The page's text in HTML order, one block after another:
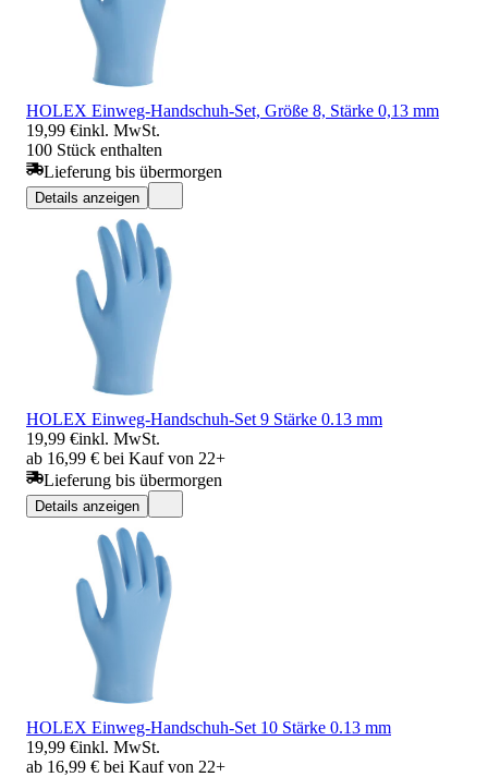
HOLEX Einweg-Handschuh-Set, Größe 8, Stärke 0,13 mm
19,99 €inkl. MwSt.
100 Stück enthalten
Lieferung bis übermorgen
Details anzeigen
HOLEX Einweg-Handschuh-Set 9 Stärke 0.13 mm
19,99 €inkl. MwSt.
ab 16,99 € bei Kauf von 22+
Lieferung bis übermorgen
Details anzeigen
HOLEX Einweg-Handschuh-Set 10 Stärke 0.13 mm
19,99 €inkl. MwSt.
ab 16,99 € bei Kauf von 22+